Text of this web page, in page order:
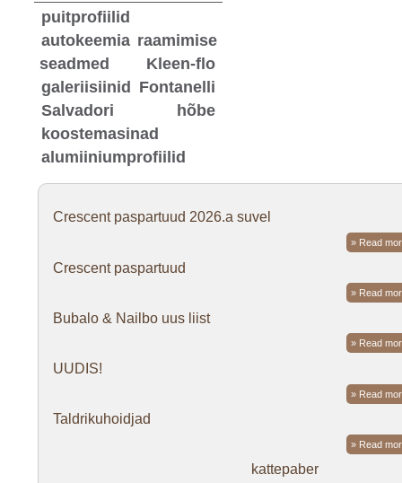
puitprofiilid
autokeemia raamimise
seadmed
Kleen-flo
galeriisiinid Fontanelli
Salvadori
hõbe
koostemasinad
alumiiniumprofiilid
Crescent paspartuud 2026.a suvel
» Read
Crescent paspartuud
» Read
Bubalo & Nailbo uus liist
» Read
UUDIS!
» Read
Taldrikuhoidjad
» Read
kattepaber